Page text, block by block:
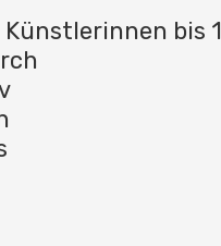
Künstlerinnen bis